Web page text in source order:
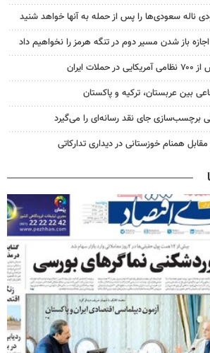
ناله سعودی‌ها را پس از حمله به آنها خواهد شنید
باز شدن مسیر دوم در تنگه هرمز را نخواهیم داد
ایران
بین عربستان، ترکیه و پاکستان
برچسب‌سازی جای نقد رسانه‌ای را می‌گیرد
همنام خوزستانی در دیداری تدارکاتی